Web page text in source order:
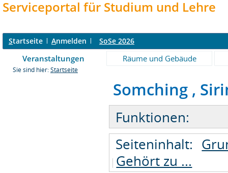
Serviceportal für Studium und Lehre
Startseite Anmelden SoSe 2026
Veranstaltungen Räume und Gebäude
Sie sind hier: Startseite
Somching ,
Funktionen:
Seiteninhalt:
Gehört zu ...